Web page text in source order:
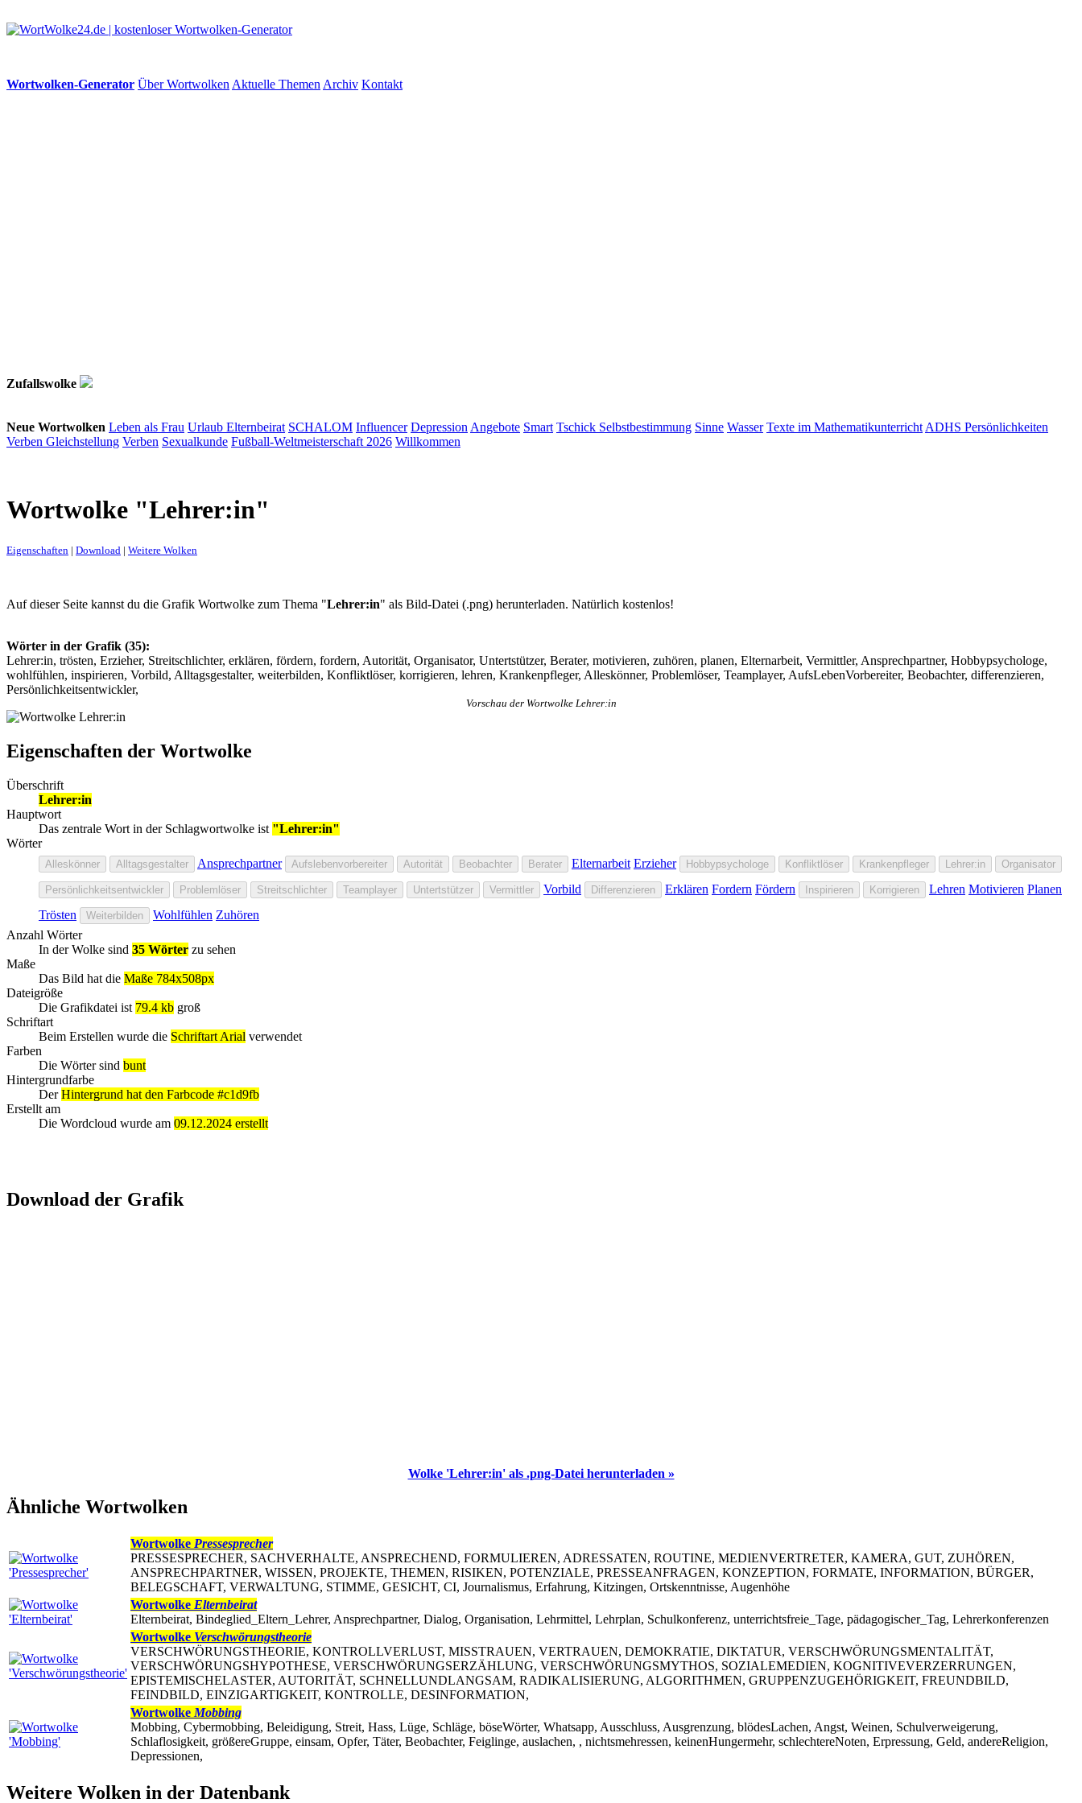
Wortwolken-Generator Über Wortwolken Aktuelle Themen Archiv Kontakt
Zufallswolke
Neue Wortwolken Leben als Frau Urlaub Elternbeirat SCHALOM Influencer Depression Angebote Smart Tschick Selbstbestimmung Sinne Wasser Texte im Mathematikunterricht ADHS Persönlichkeiten
Verben Gleichstellung Verben Sexualkunde Fußball-Weltmeisterschaft 2026 Willkommen
Wortwolke "Lehrer:in"
Eigenschaften | Download | Weitere Wolken
Auf dieser Seite kannst du die Grafik Wortwolke zum Thema "Lehrer:in" als Bild-Datei (.png) herunterladen. Natürlich kostenlos!
Wörter in der Grafik (35):
Lehrer:in, trösten, Erzieher, Streitschlichter, erklären, fördern, fordern, Autorität, Organisator, Untertstützer, Berater, motivieren, zuhören, planen, Elternarbeit, Vermittler, Ansprechpartner, Hobbypsychologe,
wohlfühlen, inspirieren, Vorbild, Alltagsgestalter, weiterbilden, Konfliktlöser, korrigieren, lehren, Krankenpfleger, Alleskönner, Problemlöser, Teamplayer, AufsLebenVorbereiter, Beobachter, differenzieren,
Persönlichkeitsentwickler,
Vorschau der Wortwolke Lehrer:in
Eigenschaften der Wortwolke
Überschrift
Lehrer:in
Hauptwort
Das zentrale Wort in der Schlagwortwolke ist "Lehrer:in"
Wörter
Alleskönner Alltagsgestalter Ansprechpartner Aufslebenvorbereiter Autorität Beobachter Berater Elternarbeit Erzieher Hobbypsychologe Konfliktlöser Krankenpfleger Lehrer:in Organisator
Persönlichkeitsentwickler Problemlöser Streitschlichter Teamplayer Untertstützer Vermittler Vorbild Differenzieren Erklären Fordern Fördern Inspirieren Korrigieren Lehren Motivieren Planen
Trösten
Weiterbilden Wohlfühlen Zuhören
Anzahl Wörter
In der Wolke sind 35 Wörter zu sehen
Maße
Das Bild hat die Maße 784x508px
Dateigröße
Die Grafikdatei ist 79.4 kb groß
Schriftart
Beim Erstellen wurde die Schriftart Arial verwendet
Farben
Die Wörter sind bunt
Hintergrundfarbe
DerHintergrund hat den Farbcode #c1d9fb
Erstellt am
Die Wordcloud wurde am 09.12.2024 erstellt
Download der Grafik
Wolke 'Lehrer:in' als .png-Datei herunterladen »
Ähnliche Wortwolken
Wortwolke Pressesprecher
PRESSESPRECHER, SACHVERHALTE, ANSPRECHEND, FORMULIEREN, ADRESSATEN, ROUTINE, MEDIENVERTRETER, KAMERA, GUT, ZUHÖREN,
ANSPRECHPARTNER, WISSEN, PROJEKTE, THEMEN, RISIKEN, POTENZIALE, PRESSEANFRAGEN, KONZEPTION, FORMATE, INFORMATION, BÜRGER,
BELEGSCHAFT, VERWALTUNG, STIMME, GESICHT, CI, Journalismus, Erfahrung, Kitzingen, Ortskenntnisse, Augenhöhe
Wortwolke Elternbeirat
Elternbeirat, Bindeglied_Eltern_Lehrer, Ansprechpartner, Dialog, Organisation, Lehrmittel, Lehrplan, Schulkonferenz, unterrichtsfreie_Tage, pädagogischer_Tag, Lehrerkonferenzen
Wortwolke Verschwörungstheorie
VERSCHWÖRUNGSTHEORIE, KONTROLLVERLUST, MISSTRAUEN, VERTRAUEN, DEMOKRATIE, DIKTATUR, VERSCHWÖRUNGSMENTALITÄT,
VERSCHWÖRUNGSHYPOTHESE, VERSCHWÖRUNGSERZÄHLUNG, VERSCHWÖRUNGSMYTHOS, SOZIALEMEDIEN, KOGNITIVEVERZERRUNGEN,
EPISTEMISCHELASTER, AUTORITÄT, SCHNELLUNDLANGSAM, RADIKALISIERUNG, ALGORITHMEN, GRUPPENZUGEHÖRIGKEIT, FREUNDBILD,
FEINDBILD, EINZIGARTIGKEIT, KONTROLLE, DESINFORMATION,
Wortwolke Mobbing
Mobbing, Cybermobbing, Beleidigung, Streit, Hass, Lüge, Schläge, böseWörter, Whatsapp, Ausschluss, Ausgrenzung, blödesLachen, Angst, Weinen, Schulverweigerung,
Schlaflosigkeit, größereGruppe, einsam, Opfer, Täter, Beobachter, Feiglinge, auslachen, , nichtsmehressen, keinenHungermehr, schlechtereNoten, Erpressung, Geld, andereReligion,
Depressionen,
Weitere Wolken in der Datenbank